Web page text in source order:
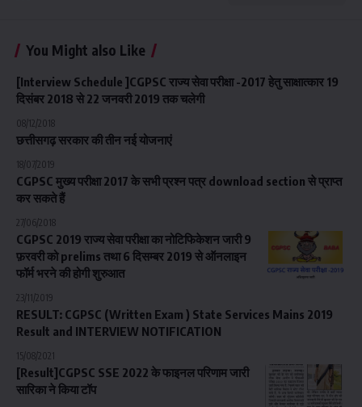
You Might also Like
[Interview Schedule ]CGPSC राज्य सेवा परीक्षा -2017 हेतु साक्षात्कार 19
दिसंबर 2018 से 22 जनवरी 2019 तक चलेगी
08/12/2018
छत्तीसगढ़ सरकार की तीन नई योजनाएं
18/07/2019
CGPSC मुख्य परीक्षा 2017 के सभी प्रश्न पत्र download section से प्राप्त
कर सकते हैं
27/06/2018
CGPSC 2019 राज्य सेवा परीक्षा का नोटिफिकेशन जारी 9
फ़रवरी को prelims तथा 6 दिसम्बर 2019 से ऑनलाइन
फॉर्म भरने की होगी शुरुआत
23/11/2019
RESULT: CGPSC (Written Exam ) State Services Mains 2019
Result and INTERVIEW NOTIFICATION
15/08/2021
[Result]CGPSC SSE 2022 के फाइनल परिणाम जारी
सारिका ने किया टॉप